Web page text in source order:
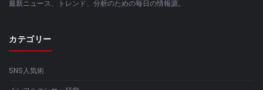
最新ニュース、トレンド、分析のための毎日の情報源。
カテゴリー
SNS人気術